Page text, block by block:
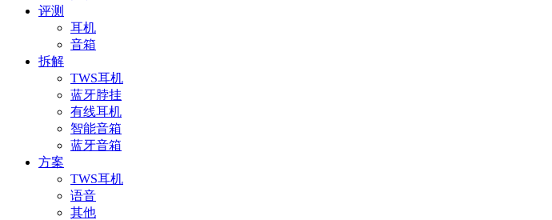
评测
耳机
音箱
拆解
TWS耳机
蓝牙脖挂
有线耳机
智能音箱
蓝牙音箱
方案
TWS耳机
语音
其他